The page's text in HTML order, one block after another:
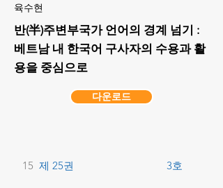
육수현
반(半)주변부국가 언어의 경계 넘기 :
베트남 내 한국어 구사자의 수용과 활
용을 중심으로
다운로드
15 제 25권 3호